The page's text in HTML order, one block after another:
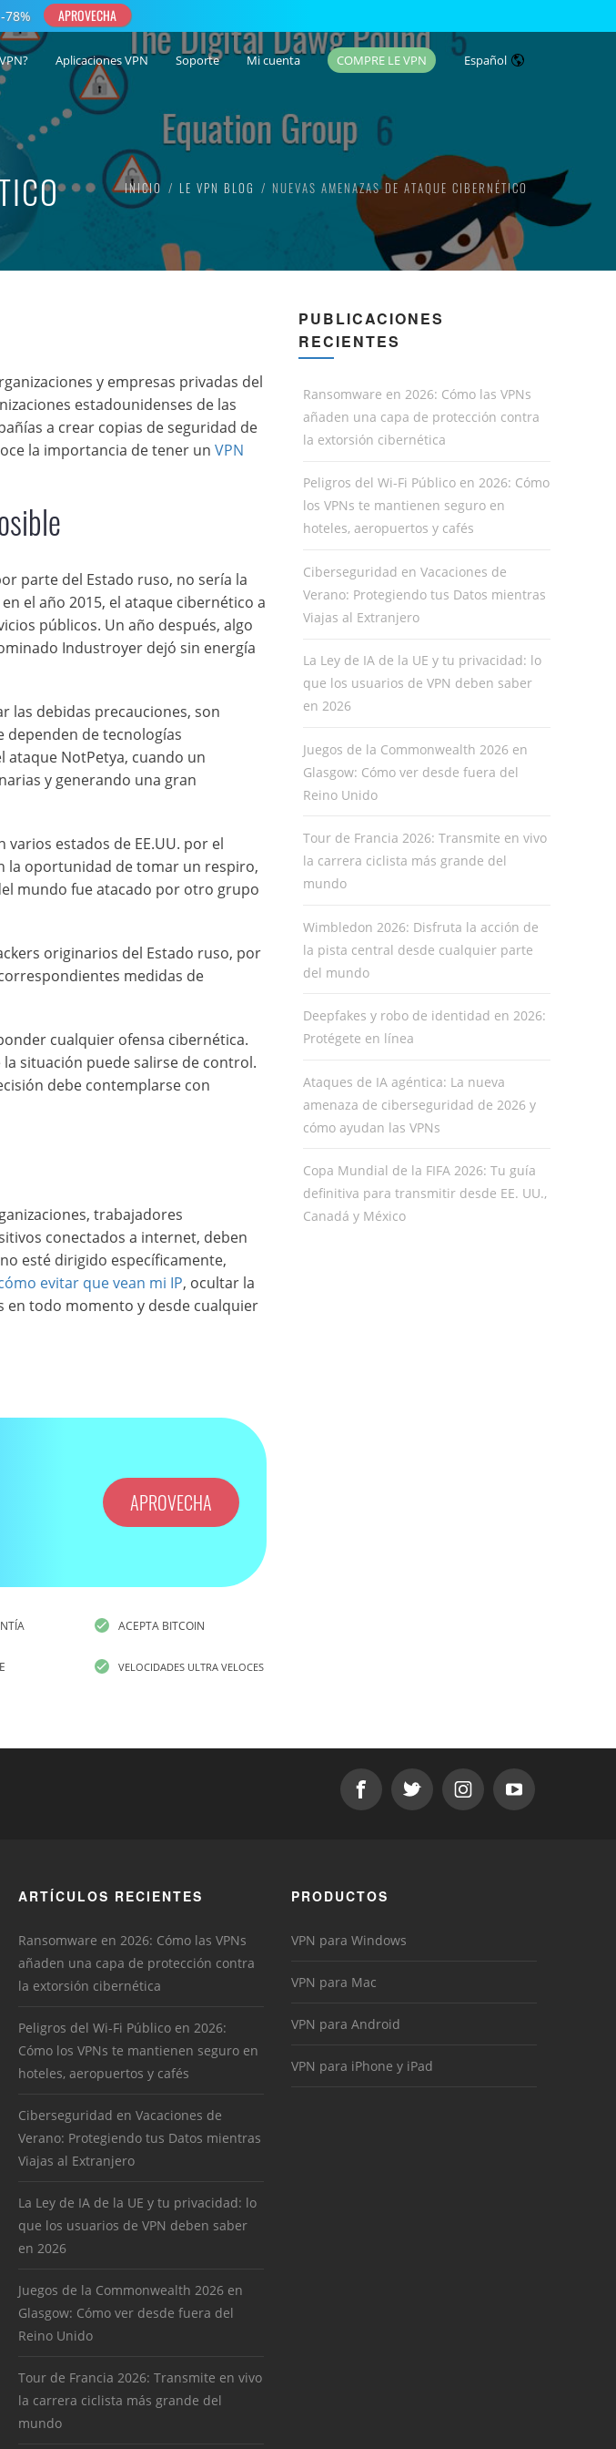
Aplicaciones VPN Soporte Mi cuenta COMPRE LE VPN Español
INICIO LE VPN BLOG NUEVAS AMENAZAS DE ATAQUE CIBERNÉTICO
y empresas privadas del
estadounidenses de las
a crear copias de seguridad de
la importancia de tener un VPN
parte del Estado ruso, no sería la
el año 2015, el ataque cibernético a
públicos. Un año después, algo
Industroyer dejó sin energía
las debidas precauciones, son
dependen de tecnologías
ataque NotPetya, cuando un
y generando una gran
estados de EE.UU. por el
la oportunidad de tomar un respiro,
mundo fue atacado por otro grupo
originarios del Estado ruso, por
medidas de
cualquier ofensa cibernética.
situación puede salirse de control.
debe contemplarse con
trabajadores
conectados a internet, deben
esté dirigido específicamente,
evitar que vean mi IP, ocultar la
en todo momento y desde cualquier
APROVECHA
ACEPTA BITCOIN
VELOCIDADES ULTRA VELOCES
PUBLICACIONES
RECIENTES
Ransomware en 2026: Cómo las VPNs
añaden una capa de protección contra
la extorsión cibernética
Peligros del Wi-Fi Público en 2026: Cómo
los VPNs te mantienen seguro en
hoteles, aeropuertos y cafés
Ciberseguridad en Vacaciones de
Verano: Protegiendo tus Datos mientras
Viajas al Extranjero
La Ley de IA de la UE y tu privacidad: lo
que los usuarios de VPN deben saber
en 2026
Juegos de la Commonwealth 2026 en
Glasgow: Cómo ver desde fuera del
Reino Unido
Tour de Francia 2026: Transmite en vivo
la carrera ciclista más grande del
mundo
Wimbledon 2026: Disfruta la acción de
la pista central desde cualquier parte
del mundo
Deepfakes y robo de identidad en 2026:
Protégete en línea
Ataques de IA agéntica: La nueva
amenaza de ciberseguridad de 2026 y
cómo ayudan las VPNs
Copa Mundial de la FIFA 2026: Tu guía
definitiva para transmitir desde EE. UU.,
Canadá y México
ARTÍCULOS RECIENTES
Ransomware en 2026: Cómo las VPNs
añaden una capa de protección contra
la extorsión cibernética
Peligros del Wi-Fi Público en 2026:
Cómo los VPNs te mantienen seguro en
hoteles, aeropuertos y cafés
Ciberseguridad en Vacaciones de
Verano: Protegiendo tus Datos mientras
Viajas al Extranjero
La Ley de IA de la UE y tu privacidad: lo
que los usuarios de VPN deben saber
en 2026
Juegos de la Commonwealth 2026 en
Glasgow: Cómo ver desde fuera del
Reino Unido
Tour de Francia 2026: Transmite en vivo
la carrera ciclista más grande del
mundo
PRODUCTOS
VPN para Windows
VPN para Mac
VPN para Android
VPN para iPhone y iPad